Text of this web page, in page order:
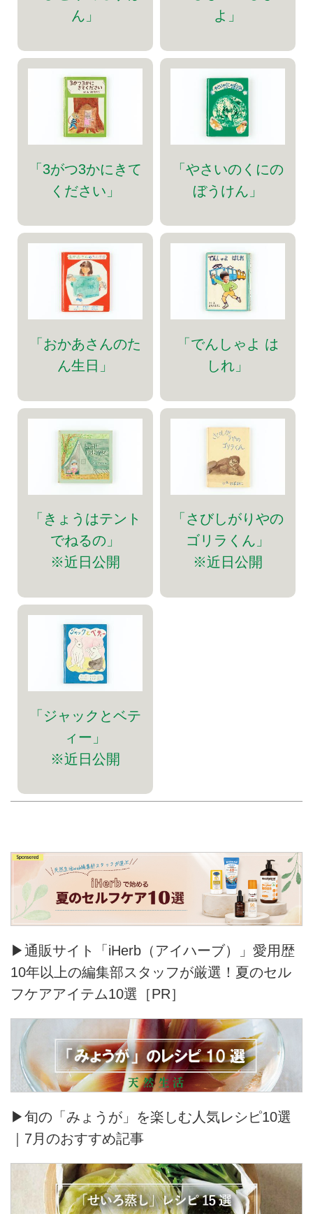
ん」
よ」
「3がつ3かにきて
ください」
「やさいのくにの
ぼうけん」
「おかあさんのた
ん生日」
「でんしゃよ は
しれ」
「きょうはテント
でねるの」
※近日公開
「さびしがりやの
ゴリラくん」
※近日公開
「ジャックとベテ
ィー」
※近日公開
▶通販サイト「iHerb（アイハーブ）」愛用歴
10年以上の編集部スタッフが厳選！夏のセル
フケアアイテム10選［PR］
▶旬の「みょうが」を楽しむ人気レシピ10選
｜7月のおすすめ記事